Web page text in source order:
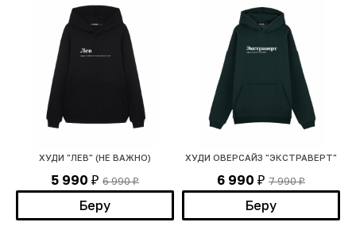
ХУДИ "ЛЕВ" (НЕ ВАЖНО)
5 990 ₽ 6 990₽
Беру
ХУДИ ОВЕРСАЙЗ "ЭКСТРАВЕРТ"
6 990 ₽ 7 990₽
Беру